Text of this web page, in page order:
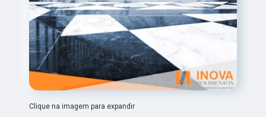
Clique na imagem para expandir